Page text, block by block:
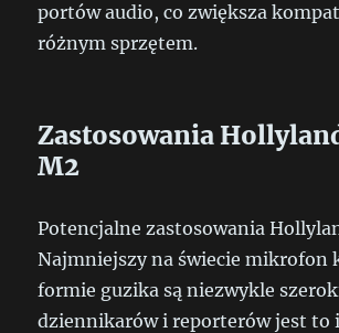
portów audio, co zwiększa
różnym sprzętem.
Zastosowania
M2
Potencjalne zastosowania
Najmniejszy na świecie mikrofon
formie guzika są niezwykle
dziennikarów i reporterów jest to